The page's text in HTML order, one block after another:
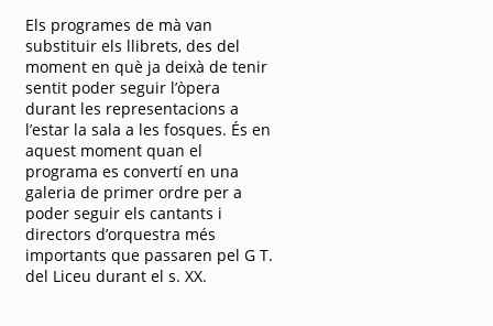
Els programes de mà van
substituir els llibrets, des del
moment en què ja deixà de tenir
sentit poder seguir l’òpera
durant les representacions a
l’estar la sala a les fosques. És en
aquest moment quan el
programa es convertí en una
galeria de primer ordre per a
poder seguir els cantants i
directors d’orquestra més
importants que passaren pel G T.
del Liceu durant el s. XX.